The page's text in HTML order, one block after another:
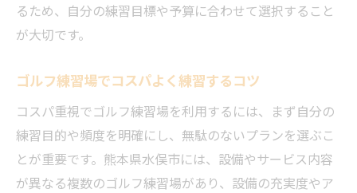
るため、自分の練習目標や予算に合わせて選択すること
が大切です。
ゴルフ練習場でコスパよく練習するコツ
コスパ重視でゴルフ練習場を利用するには、まず自分の
練習目的や頻度を明確にし、無駄のないプランを選ぶこ
とが重要です。熊本県水俣市には、設備やサービス内容
が異なる複数のゴルフ練習場があり、設備の充実度やア